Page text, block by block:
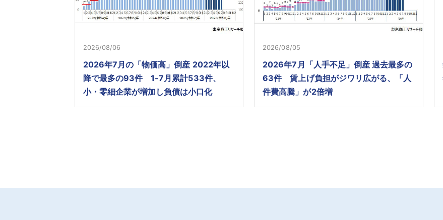
2026/08/06
2026年7月の「物価高」倒産 2022年以
降で最多の93件 1-7月累計533件、
小・零細企業が増加し負債は小口化
2026/08/05
2026年7月「人手不足」倒産 過去最多の
63件 賃上げ負担がジワリ広がる、「人
件費高騰」が2倍増